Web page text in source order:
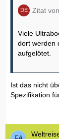
Zitat
Viele
dort werden
aufgelötet.
Ist das nicht
Spezifikation